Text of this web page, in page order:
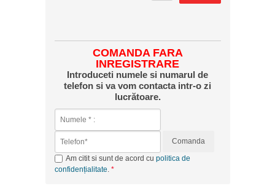
COMANDA FARA
INREGISTRARE
Introduceti numele si numarul de
telefon si va vom contacta intr-o zi
lucrătoare.
Comanda
Am citit si sunt de acord cu politica de
confidențialitate.